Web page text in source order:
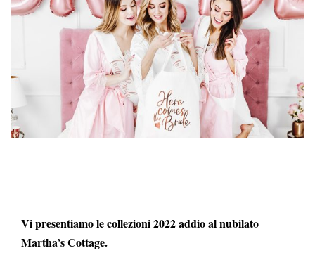
Vi presentiamo le collezioni 2022 addio al nubilato
Martha’s Cottage.